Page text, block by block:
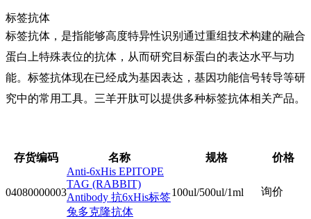
标签抗体
标签抗体，是指能够高度特异性识别通过重组技术构建的融合
蛋白上特殊表位的抗体，从而研究目标蛋白的表达水平与功
能。标签抗体现在已经成为基因表达，基因功能信号转导等研
究中的常用工具。三羊开肽可以提供多种标签抗体相关产品。
存货编码 名称 规格 价格
04080000003
Anti-6xHis EPITOPE
TAG (RABBIT)
Antibody 抗6xHis标签
兔多克隆抗体
100ul/500ul/1ml 询价